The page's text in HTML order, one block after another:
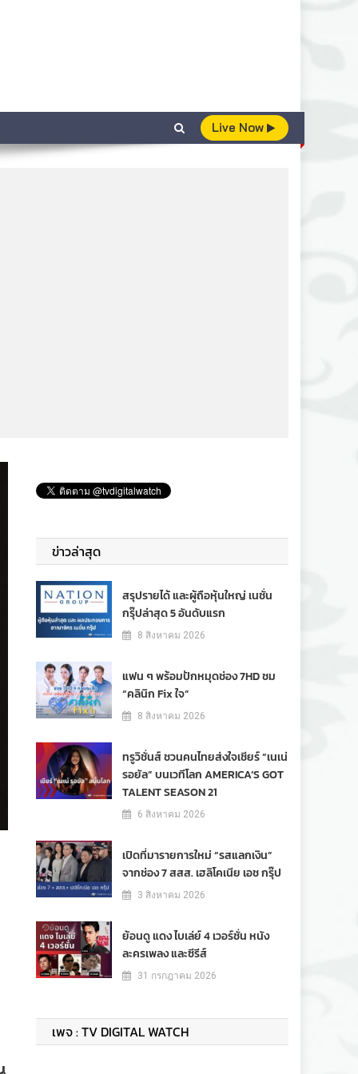
Live Now
ข่าวล่าสุด
สรุปรายได้ และผู้ถือหุ้นใหญ่ เนชั่น
กรุ๊ปล่าสุด 5 อันดับแรก
8 สิงหาคม 2026
แฟน ๆ พร้อมปักหมุดช่อง 7HD ชม
“คลินิก Fix ใจ”
8 สิงหาคม 2026
ทรูวิชั่นส์ ชวนคนไทยส่งใจเชียร์ “เนเน่
รอยัล” บนเวทีโลก AMERICA’S GOT
TALENT SEASON 21
6 สิงหาคม 2026
เปิดที่มารายการใหม่ “รสแลกเงิน”
จากช่อง 7 สสส. เฮลิโคเนีย เอช กรุ๊ป
3 สิงหาคม 2026
ย้อนดู แดง ไบเล่ย์ 4 เวอร์ชั่น หนัง
ละครเพลง และซีรีส์
31 กรกฎาคม 2026
เพจ : TV DIGITAL WATCH